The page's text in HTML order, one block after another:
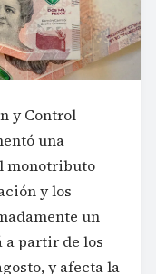
y Control
una
monotributo
y los
un
a partir de los
y afecta la